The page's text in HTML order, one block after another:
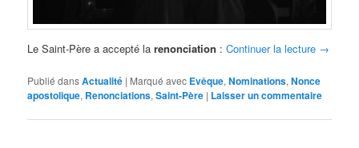
Le Saint-Père a accepté larenonciation :Continuer la lecture →
Publié dansActualité | Marqué avec Evêque,Nominations,Nonce
apostolique, Renonciations,Saint-Père | Laisser un commentaire